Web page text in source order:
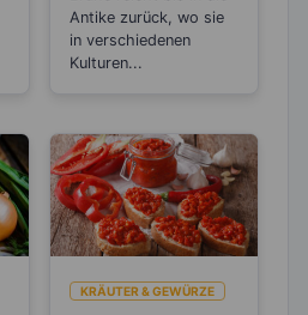
Bouillon?
Antike zurück, wo sie
in verschiedenen
Kulturen...
KRÄUTER & GEWÜRZE